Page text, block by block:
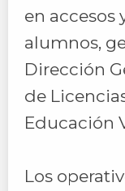
en accesos
alumnos,
Dirección
de
Educación
Los